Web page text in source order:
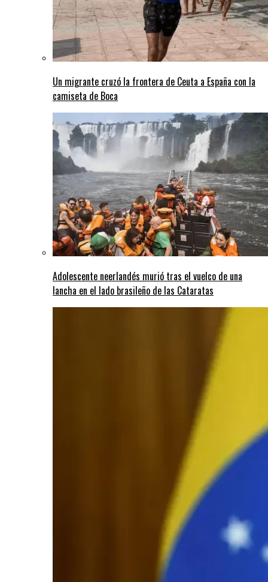
Un migrante cruzó la frontera de Ceuta a España con la
camiseta de Boca
Adolescente neerlandés murió tras el vuelco de una
lancha en el lado brasileño de las Cataratas